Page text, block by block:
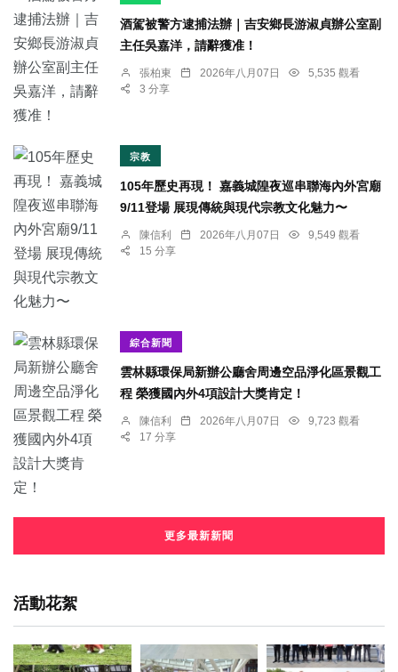
酒駕被警方逮捕法辦｜吉安鄉長游淑貞辦公室副
主任吳嘉洋，請辭獲准！
張柏東 2026年八月07日
5,535 觀看
3 分享
宗教
105年歷史再現！ 嘉義城隍夜巡串聯海內外宮廟
9/11登場 展現傳統與現代宗教文化魅力〜
陳信利 2026年八月07日
9,549 觀看
15 分享
綜合新聞
雲林縣環保局新辦公廳舍周邊空品淨化區景觀工
程 榮獲國內外4項設計大獎肯定！
陳信利 2026年八月07日
9,723 觀看
17 分享
更多最新新聞
活動花絮